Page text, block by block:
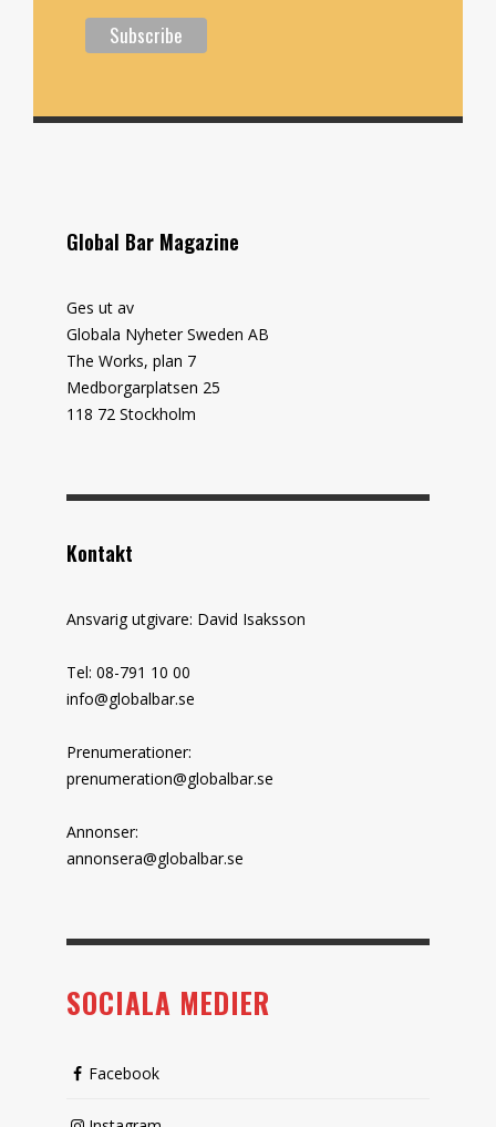
Global Bar Magazine
Ges ut av
Globala Nyheter Sweden AB
The Works, plan 7
Medborgarplatsen 25
118 72 Stockholm
Kontakt
Ansvarig utgivare: David Isaksson
Tel: 08-791 10 00
info@globalbar.se
Prenumerationer:
prenumeration@globalbar.se
Annonser:
annonsera@globalbar.se
SOCIALA MEDIER
Facebook